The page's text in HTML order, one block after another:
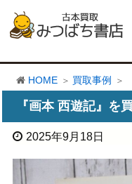
HOME 買取事例
『画本 西遊記』を
2025年9月18日